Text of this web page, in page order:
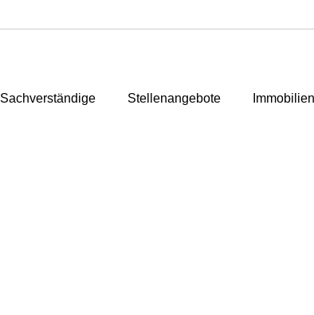
Sachverständige Stellenangebote